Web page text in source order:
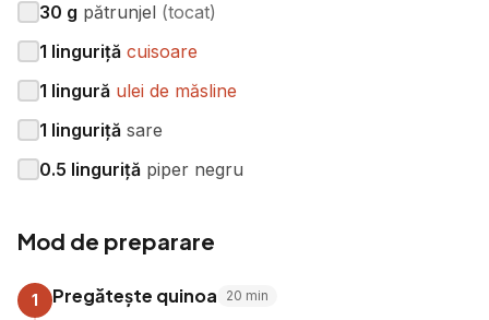
30 g pătrunjel (tocat)
1 linguriță cuisoare
1 lingură ulei de măsline
1 linguriță sare
0.5 linguriță piper negru
Mod de preparare
1 Pregătește quinoa 20 min